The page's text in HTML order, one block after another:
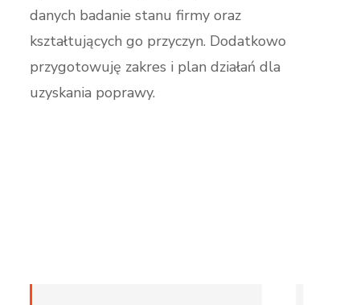
danych badanie stanu firmy oraz
kształtujących go przyczyn. Dodatkowo
przygotowuję zakres i plan działań dla
uzyskania poprawy.